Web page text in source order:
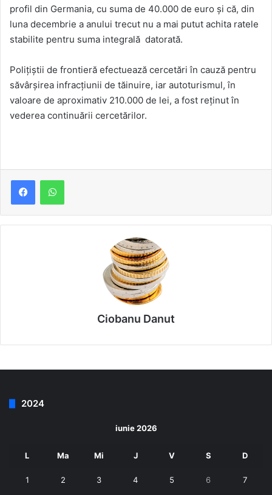
profil din Germania, cu suma de 40.000 de euro și că, din
luna decembrie a anului trecut nu a mai putut achita ratele
stabilite pentru suma integrală datorată.
Poliţiştii de frontieră efectuează cercetări în cauză pentru
săvârşirea infracţiunii de tăinuire, iar autoturismul, în
valoare de aproximativ 210.000 de lei, a fost reținut în
vederea continuării cercetărilor.
Ciobanu Danut
2024
iunie 2026
L Ma Mi J V S D
1 2 3 4 5 6 7